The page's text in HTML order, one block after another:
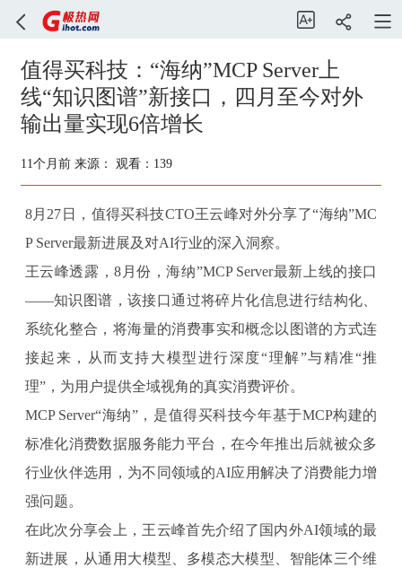
值得买科技：“海纳”MCP Server上
线“知识图谱”新接口，四月至今对外
输出量实现6倍增长
11个月前来源： 观看：139
8月27日，值得买科技CTO王云峰对外分享了“海纳”MC
P Server最新进展及对AI行业的深入洞察。
王云峰透露，8月份，海纳”MCP Server最新上线的接口
——知识图谱，该接口通过将碎片化信息进行结构化、
系统化整合，将海量的消费事实和概念以图谱的方式连
接起来，从而支持大模型进行深度“理解”与精准“推
理”，为用户提供全域视角的真实消费评价。
MCP Server“海纳”，是值得买科技今年基于MCP构建的
标准化消费数据服务能力平台，在今年推出后就被众多
行业伙伴选用，为不同领域的AI应用解决了消费能力增
强问题。
在此次分享会上，王云峰首先介绍了国内外AI领域的最
新进展，从通用大模型、多模态大模型、智能体三个维